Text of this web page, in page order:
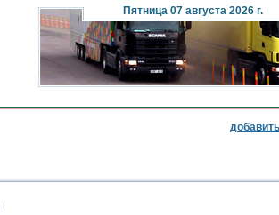
Пятница07 августа 2026 г.